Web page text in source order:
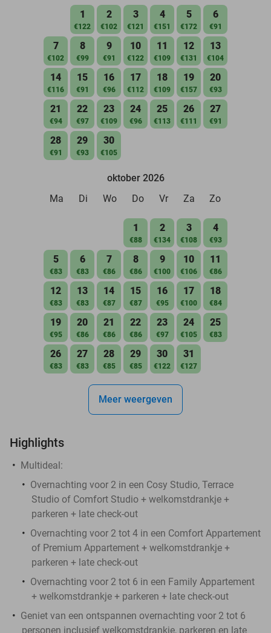
1
€122
2
€102
3
€121
4
€151
5
€172
6
€91
7
€102
8
€99
9
€91
10
€122
11
€109
12
€131
13
€104
14
€116
15
€91
16
€96
17
€112
18
€109
19
€157
20
€93
21
€94
22
€97
23
€109
24
€96
25
€113
26
€111
27
€91
28
€91
29
€93
30
€105
oktober 2026
Ma
Di Wo Do Vr Za Zo
1
€88
2
€134
3
€108
4
€93
5
€83
6
€83
7
€86
8
€86
9
€100
10
€106
11
€86
12
€83
13
€83
14
€87
15
€87
16
€95
17
€100
18
€84
19
€95
20
€86
21
€86
22
€86
23
€97
24
€105
25
€83
26
€83
27
€83
28
€85
29
€85
30
€122
31
€127
Meer weergeven
Highlights
Multideal:
Overnachting voor 2 in een Cosy Studio, Terrace
Studio of Comfort Studio + welkomstdrankje +
parkeren + late check-out
Overnachting voor 2 tot 4 in een Comfort Appartement
of Premium Appartement + welkomstdrankje +
parkeren + late check-out
Overnachting voor 2 tot 6 in een Family Appartement
+ welkomstdrankje + parkeren + late check-out
Geniet van een ontspannen overnachting voor 2 tot 6
personen inclusief welkomstdrankje, parkeren en late